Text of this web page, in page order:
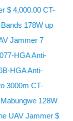
$ 4,000.00 CT-
178W up
Jammer 7
HGA Anti-
HGA Anti-
3000m CT-
128W
UAV Jammer $